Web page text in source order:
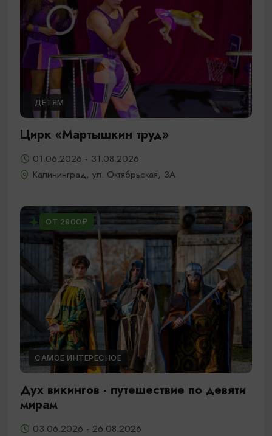
ДЕТЯМ
Цирк «Мартышкин труд»
01.06.2026 - 31.08.2026
Калининград, ул. Октябрьская, 3А
ОТ 2900₽
САМОЕ ИНТЕРЕСНОЕ
Дух викингов - путешествие по девяти
мирам
03.06.2026 - 26.08.2026